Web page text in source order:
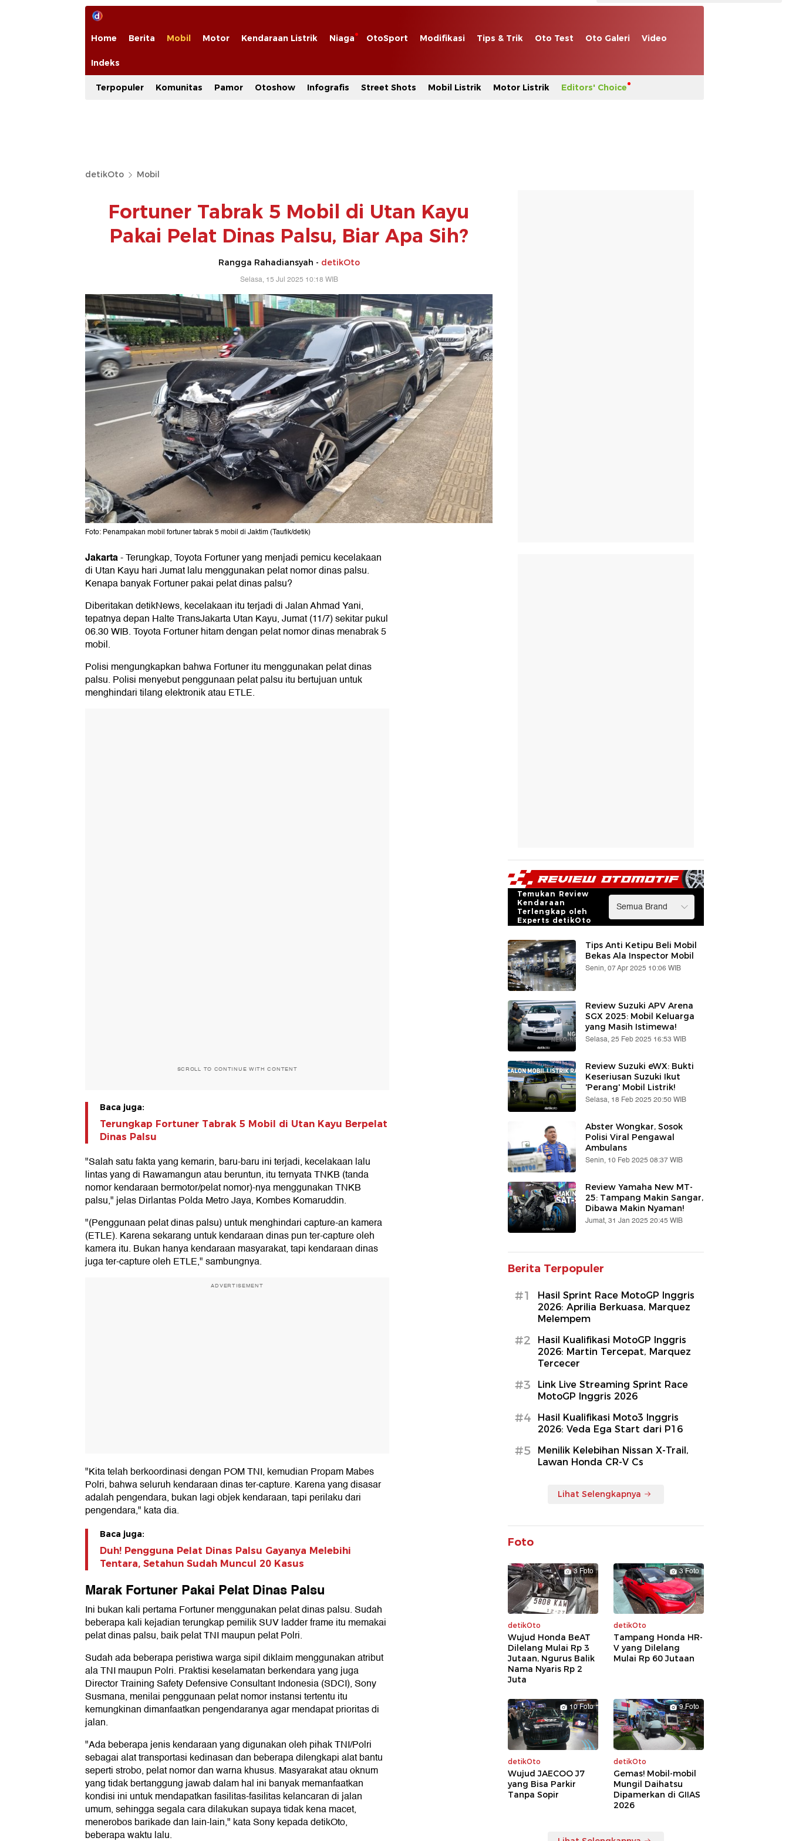
Home Berita Mobil Motor Kendaraan Listrik Niaga OtoSport Modifikasi Tips & Trik Oto Test Oto Galeri Video
Indeks
Terpopuler Komunitas Pamor Otoshow Infografis Street Shots Mobil Listrik Motor Listrik Editors' Choice
detikOto Mobil
Fortuner Tabrak 5 Mobil di Utan Kayu
Pakai Pelat Dinas Palsu, Biar Apa Sih?
Rangga Rahadiansyah - detikOto
Selasa, 15 Jul 2025 10:18 WIB
Foto: Penampakan mobil fortuner tabrak 5 mobil di Jaktim (Taufik/detik)
Jakarta-Terungkap, Toyota Fortuner yang menjadi pemicu kecelakaan
di Utan Kayu hari Jumat lalu menggunakan pelat nomor dinas palsu.
Kenapa banyak Fortuner pakai pelat dinas palsu?
Diberitakan detikNews, kecelakaan itu terjadi di Jalan Ahmad Yani,
tepatnya depan Halte TransJakarta Utan Kayu, Jumat (11/7) sekitar pukul
06.30 WIB. Toyota Fortuner hitam dengan pelat nomor dinas menabrak 5
mobil.
Polisi mengungkapkan bahwa Fortuner itu menggunakan pelat dinas
palsu. Polisi menyebut penggunaan pelat palsu itu bertujuan untuk
menghindari tilang elektronik atau ETLE.
SCROLL TO CONTINUE WITH CONTENT
Baca juga:
Terungkap Fortuner Tabrak 5 Mobil di Utan Kayu Berpelat
Dinas Palsu
"Salah satu fakta yang kemarin, baru-baru ini terjadi, kecelakaan lalu
lintas yang di Rawamangun atau beruntun, itu ternyata TNKB (tanda
nomor kendaraan bermotor/pelat nomor)-nya menggunakan TNKB
palsu," jelas Dirlantas Polda Metro Jaya, Kombes Komaruddin.
"(Penggunaan pelat dinas palsu) untuk menghindari capture-an kamera
(ETLE). Karena sekarang untuk kendaraan dinas pun ter-capture oleh
kamera itu. Bukan hanya kendaraan masyarakat, tapi kendaraan dinas
juga ter-capture oleh ETLE," sambungnya.
ADVERTISEMENT
"Kita telah berkoordinasi dengan POM TNI, kemudian Propam Mabes
Polri, bahwa seluruh kendaraan dinas ter-capture. Karena yang disasar
adalah pengendara, bukan lagi objek kendaraan, tapi perilaku dari
pengendara," kata dia.
Baca juga:
Duh! Pengguna Pelat Dinas Palsu Gayanya Melebihi
Tentara, Setahun Sudah Muncul 20 Kasus
Marak Fortuner Pakai Pelat Dinas Palsu
Ini bukan kali pertama Fortuner menggunakan pelat dinas palsu. Sudah
beberapa kali kejadian terungkap pemilik SUV ladder frame itu memakai
pelat dinas palsu, baik pelat TNI maupun pelat Polri.
Sudah ada beberapa peristiwa warga sipil diklaim menggunakan atribut
ala TNI maupun Polri. Praktisi keselamatan berkendara yang juga
Director Training Safety Defensive Consultant Indonesia (SDCI), Sony
Susmana, menilai penggunaan pelat nomor instansi tertentu itu
kemungkinan dimanfaatkan pengendaranya agar mendapat prioritas di
jalan.
"Ada beberapa jenis kendaraan yang digunakan oleh pihak TNI/Polri
sebagai alat transportasi kedinasan dan beberapa dilengkapi alat bantu
seperti strobo, pelat nomor dan warna khusus. Masyarakat atau oknum
yang tidak bertanggung jawab dalam hal ini banyak memanfaatkan
kondisi ini untuk mendapatkan fasilitas-fasilitas kelancaran di jalan
umum, sehingga segala cara dilakukan supaya tidak kena macet,
menerobos barikade dan lain-lain," kata Sony kepada detikOto,
beberapa waktu lalu.
Temukan Review
Kendaraan
Terlengkap oleh
Experts detikOto
Tips Anti Ketipu Beli Mobil
Bekas Ala Inspector Mobil
Senin, 07 Apr 2025 10:06 WIB
Review Suzuki APV Arena
SGX 2025: Mobil Keluarga
yang Masih Istimewa!
Selasa, 25 Feb 2025 16:53 WIB
Review Suzuki eWX: Bukti
Keseriusan Suzuki Ikut
'Perang' Mobil Listrik!
Selasa, 18 Feb 2025 20:50 WIB
Abster Wongkar, Sosok
Polisi Viral Pengawal
Ambulans
Senin, 10 Feb 2025 08:37 WIB
Review Yamaha New MT-
25: Tampang Makin Sangar,
Dibawa Makin Nyaman!
Jumat, 31 Jan 2025 20:45 WIB
Berita Terpopuler
#1
Hasil Sprint Race MotoGP Inggris
2026: Aprilia Berkuasa, Marquez
Melempem
#2
Hasil Kualifikasi MotoGP Inggris
2026: Martin Tercepat, Marquez
Tercecer
#3
Link Live Streaming Sprint Race
MotoGP Inggris 2026
#4
Hasil Kualifikasi Moto3 Inggris
2026: Veda Ega Start dari P16
#5
Menilik Kelebihan Nissan X-Trail,
Lawan Honda CR-V Cs
Lihat Selengkapnya
Foto
3 Foto
detikOto
Wujud Honda BeAT
Dilelang Mulai Rp 3
Jutaan, Ngurus Balik
Nama Nyaris Rp 2
Juta
3 Foto
detikOto
Tampang Honda HR-
V yang Dilelang
Mulai Rp 60 Jutaan
10 Foto
detikOto
Wujud JAECOO J7
yang Bisa Parkir
Tanpa Sopir
9 Foto
detikOto
Gemas! Mobil-mobil
Mungil Daihatsu
Dipamerkan di GIIAS
2026